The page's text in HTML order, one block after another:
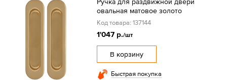
овальная матовое золото
Код товара: 137144
1'047 р./шт
В корзину
Быстрая покупка